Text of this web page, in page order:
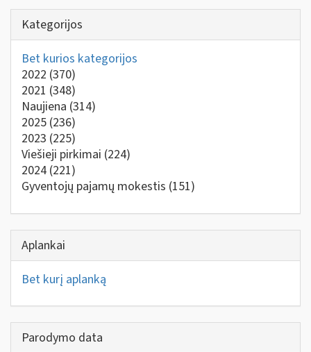
Kategorijos
Bet kurios kategorijos
2022 (370)
2021 (348)
Naujiena (314)
2025 (236)
2023 (225)
Viešieji pirkimai (224)
2024 (221)
Gyventojų pajamų mokestis (151)
Aplankai
Bet kurį aplanką
Parodymo data